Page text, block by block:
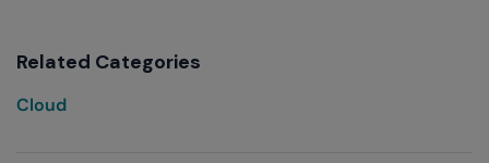
Related Categories
Cloud